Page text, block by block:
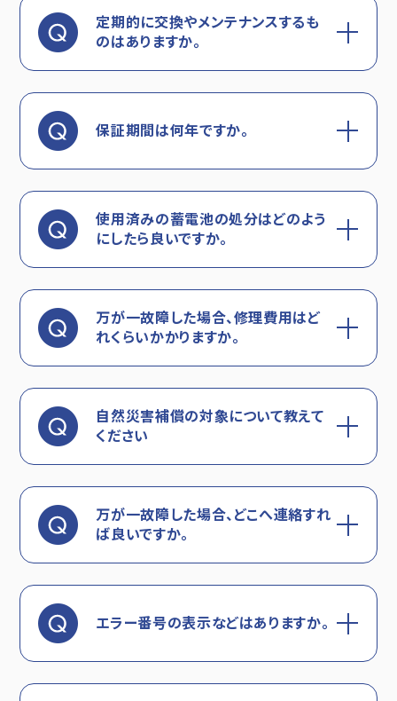
定期的に交換やメンテナンスするも
のはありますか。
保証期間は何年ですか。
使用済みの蓄電池の処分はどのよう
にしたら良いですか。
万が一故障した場合、修理費用はど
れくらいかかりますか。
自然災害補償の対象について教えて
ください
万が一故障した場合、どこへ連絡すれ
ば良いですか。
エラー番号の表示などはありますか。